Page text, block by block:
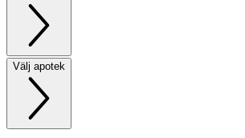
Välj apotek